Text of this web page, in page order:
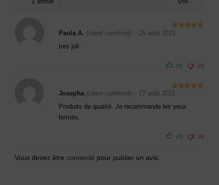
Note
Paola A. (client confirmé) – 25 août 2021
tres joli
(0) (0)
Note
5
Josepha (client confirmé) – 27 août 2021
Produits de qualité. Je recommande les yeux
fermés.
(0) (0)
Vous devez être connecté pour publier un avis.